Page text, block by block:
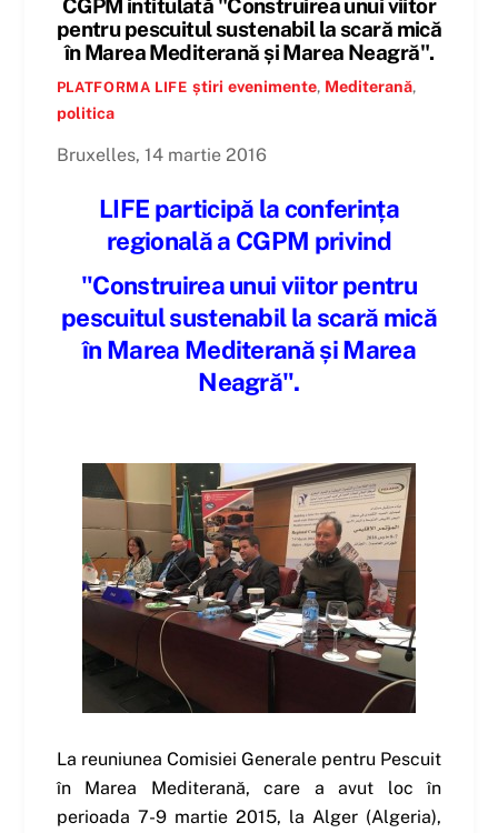
CGPM intitulată "Construirea unui viitor
pentru pescuitul sustenabil la scară mică
în Marea Mediterană și Marea Neagră".
PLATFORMA LIFE știri evenimente, Mediterană,
politica
Bruxelles, 14 martie 2016
LIFE participă la conferința
regională a CGPM privind
"Construirea unui viitor pentru
pescuitul sustenabil la scară mică
în Marea Mediterană și Marea
Neagră".
La reuniunea Comisiei Generale pentru Pescuit
în Marea Mediterană, care a avut loc în
perioada 7-9 martie 2015, la Alger (Algeria),